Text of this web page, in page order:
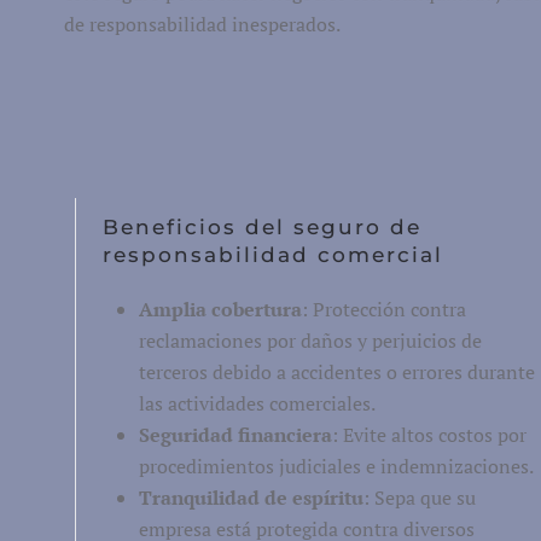
coche ciclomotor
Tractor aficionado
Quad/ triciclo/ mp3
Seguro de bicicletas
de movilidad/segway
Seguro de viaje
de responsabilidad inesperados.
Beneficios del seguro de
responsabilidad comercial
Amplia cobertura: Protección contra
reclamaciones por daños y perjuicios de
terceros debido a accidentes o errores durante
las actividades comerciales.
Seguridad financiera: Evite altos costos por
procedimientos judiciales e indemnizaciones.
Tranquilidad de espíritu: Sepa que su
empresa está protegida contra diversos